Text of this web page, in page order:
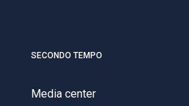
SECONDO TEMPO
Media center